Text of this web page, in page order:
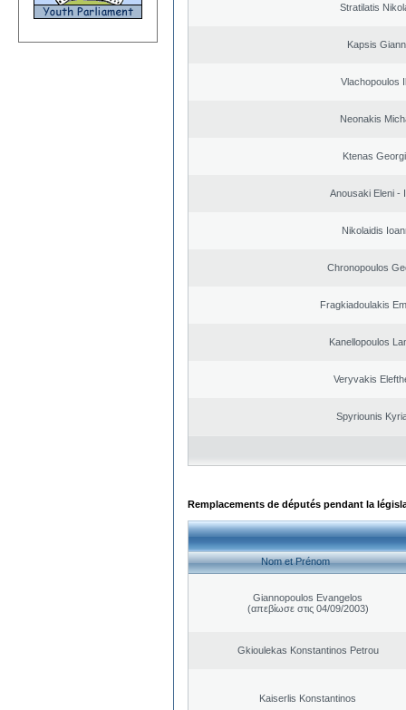
Stratilatis
Kapsis
Vlachopoulos
Neonakis
Ktenas
Anousaki Eleni -
Nikolaidis
Chronopoulos
Fragkiadoulakis
Kanellopoulos
Veryvakis
Spyriounis
Remplacements de députés pendant la
Nom et Prénom
Giannopoulos Evangelos
(απεβίωσε στις 04/09/2003)
Gkioulekas Konstantinos Petrou
Kaiserlis Konstantinos